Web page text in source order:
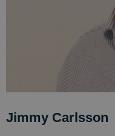
Jimmy Carlsson